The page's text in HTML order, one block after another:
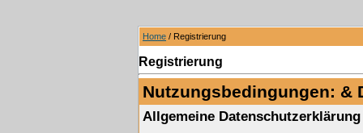
Home / Registrierung
Registrierung
Nutzungsbedingungen: &
Allgemeine Datenschutzerklärung